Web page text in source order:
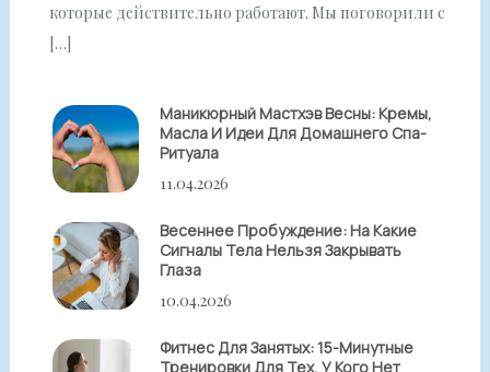
которые действительно работают. Мы поговорили с
[…]
Маникюрный Мастхэв Весны: Кремы,
Масла И Идеи Для Домашнего Спа-
Ритуала
11.04.2026
Весеннее Пробуждение: На Какие
Сигналы Тела Нельзя Закрывать
Глаза
10.04.2026
Фитнес Для Занятых: 15-Минутные
Тренировки Для Тех, У Кого Нет